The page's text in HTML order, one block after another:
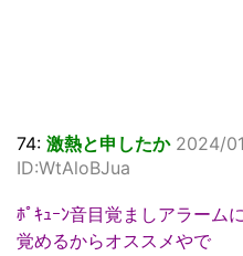
74: 激熱と申したか 2024/
ID:WtAloBJua
ﾎﾟｷｭｰﾝ音目覚ましアラーム
覚めるからオススメやで